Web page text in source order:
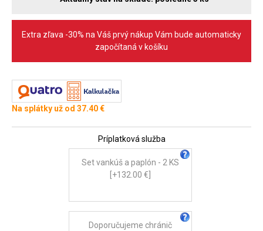
Extra zľava -30% na Váš prvý nákup Vám bude automaticky
započítaná v košíku
Na splátky už od 37.40 €
Príplatková služba
Set vankúš a paplón - 2 KS
[+132.00 €]
Doporučujeme chránič